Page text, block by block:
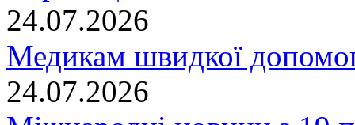
24.07.2026
Медикам швидкої
24.07.2026